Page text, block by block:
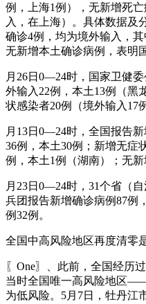
例，上海1例），无新增死
入，在上海）。具体数据及
确诊4例，均为境外输入，其
无新增本土确诊病例，表明
月26日0—24时，国家卫健
外输入22例，本土13例（黑
状感染者20例（境外输入17
月13日0—24时，全国报告
36例，本土30例；新增无症
例，本土1例（湖南）；无新
月23日0—24时，31个省（
兵团报告新增确诊病例87例
例32例。
全国中高风险地区再度清零
〖One〗、此前，全国经历
当时全国唯一高风险地区
为低风险。5月7日，牡丹江